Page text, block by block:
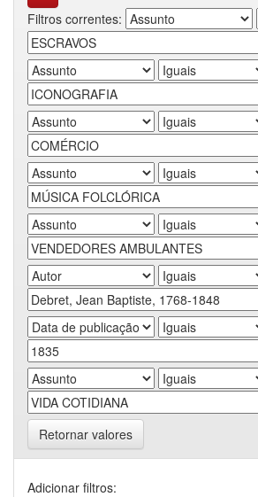
Filtros correntes:
Retornar valores
Adicionar filtros: